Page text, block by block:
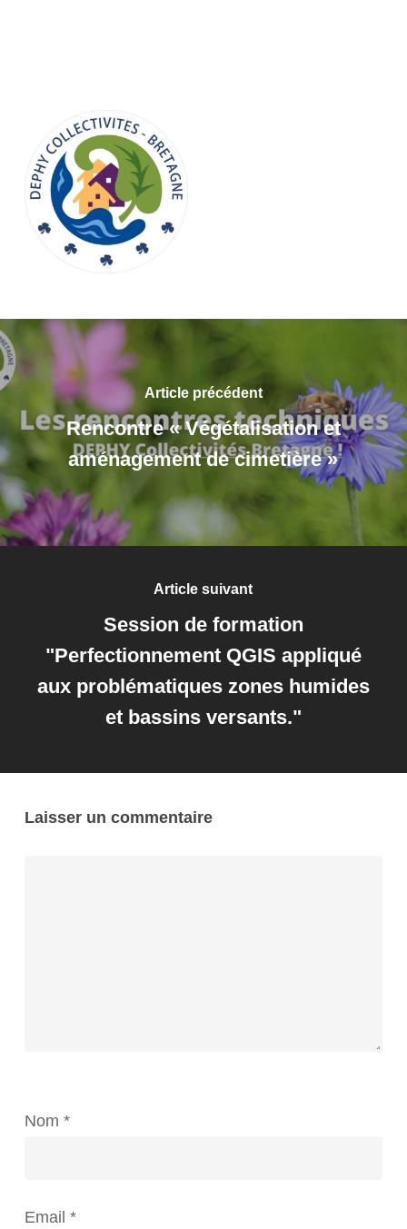
Article précédent
Rencontre « Végétalisation et
aménagement de cimetière »
Article suivant
Session de formation
"Perfectionnement QGIS appliqué
aux problématiques zones humides
et bassins versants."
Laisser un commentaire
Nom *
Email *